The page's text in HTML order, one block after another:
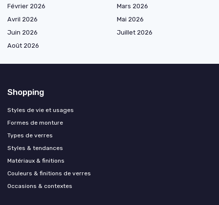
Février 2026
Mars 2026
Avril 2026
Mai 2026
Juin 2026
Juillet 2026
Août 2026
Shopping
Styles de vie et usages
Formes de monture
Types de verres
Styles & tendances
Matériaux & finitions
Couleurs & finitions de verres
Occasions & contextes